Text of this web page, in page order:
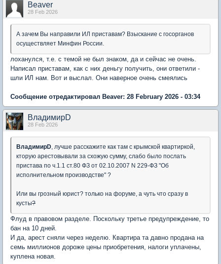
Beaver
28 Feb 2026
А зачем Вы направили ИЛ приставам? Взыскание с госорганов
осуществляет Минфин России.
лоханулся, т.е. с темой не был знаком, да и сейчас не очень.
Написал приставам, как с них деньгу получить, они ответили -
шли ИЛ нам. Вот и выслал. Они наверное очень смеялись
Сообщение отредактировал Beaver: 28 February 2026 - 03:34
ВладимирD
28 Feb 2026
ВладимирD, лучше расскажите как там с крымской квартиркой,
кторую арестовывали за схожую сумму, слабо было послать
пристава по ч.1.1 ст.80 ФЗ от 02.10.2007 N 229-ФЗ "Об
исполнительном производстве" ?
Или вы грозный юрист? только на форуме, а чуть что сразу в
кусты?
Флуд в правовом разделе. Поскольку третье предупреждение, то
бан на 10 дней.
И да, арест сняли через неделю. Квартира та давно продана на
семь миллионов дороже цены приобретения, налоги уплачены,
куплена новая.